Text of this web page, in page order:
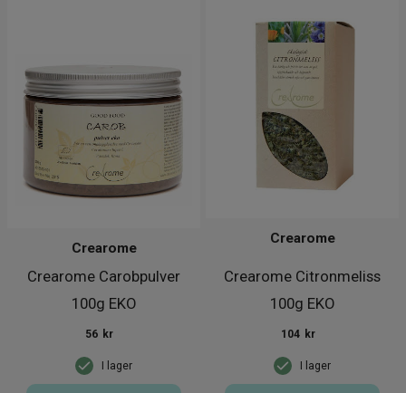
Crearome Carobpulver
100g EKO
Crearome
I lager
56 kr
Crearome Citronmeliss
100g EKO
Crearome
I lager
104 kr